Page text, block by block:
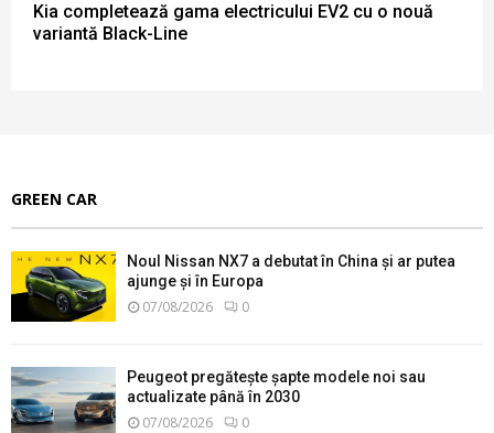
Kia completează gama electricului EV2 cu o nouă
variantă Black-Line
GREEN CAR
Noul Nissan NX7 a debutat în China și ar putea
ajunge și în Europa
07/08/2026 0
Peugeot pregătește șapte modele noi sau
actualizate până în 2030
07/08/2026 0